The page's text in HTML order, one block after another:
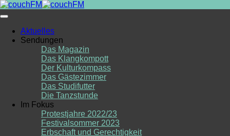
Skip
to
Aktuelles
Sendungen
Das Magazin
Das Klangkompott
Der Kulturkompass
Das Gästezimmer
Das Studifutter
Die Tanzstunde
Im Fokus
Protestjahre 2022/23
Festivalsommer 2023
Erbschaft und Gerechtigkeit